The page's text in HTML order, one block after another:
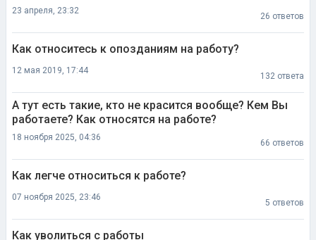
23 апреля, 23:32
26 ответов
Как относитесь к опозданиям на работу?
12 мая 2019, 17:44
132 ответа
А тут есть такие, кто не красится вообще? Кем Вы
работаете? Как относятся на работе?
18 ноября 2025, 04:36
66 ответов
Как легче относиться к работе?
07 ноября 2025, 23:46
5 ответов
Как уволиться с работы